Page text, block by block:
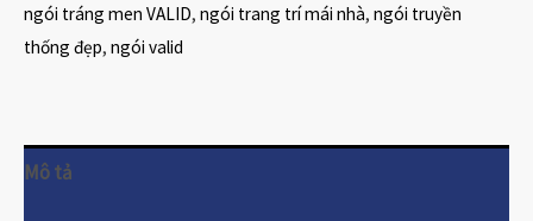
ngói tráng men VALID, ngói trang trí mái nhà, ngói truyền
thống đẹp, ngói valid
Mô tả